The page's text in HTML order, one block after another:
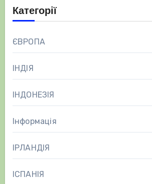
Категорії
ЄВРОПА
ІНДІЯ
ІНДОНЕЗІЯ
Інформація
ІРЛАНДІЯ
ІСПАНІЯ